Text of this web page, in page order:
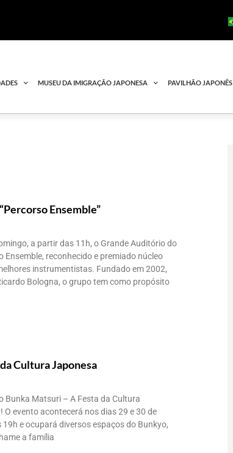
MUSEU DA IMIGRAÇÃO JAPONESA PAVILHÃO JAPONÊS
Ensemble”
a partir das 11h, o Grande Auditório do
Ensemble, reconhecido e premiado núcleo
instrumentistas. Fundado em 2002,
Bologna, o grupo tem como propósito
Cultura Japonesa
Bunka Matsuri – A Festa da Cultura
evento acontecerá nos dias 29 e 30 de
e ocupará diversos espaços do Bunkyo,
a família